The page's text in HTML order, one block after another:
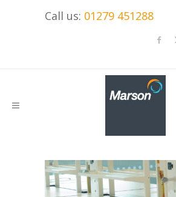
Call us: 01279 451288